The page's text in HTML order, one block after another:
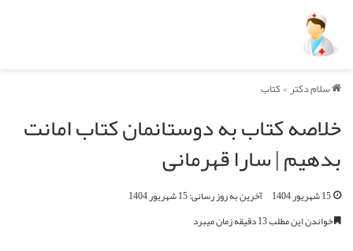
سلام دکتر>کتاب
خلاصه کتاب به دوستانمان کتاب امانت
بدهیم | سارا قهرمانی
15 شهریور 1404
آخرین به روز رسانی: 15 شهریور 1404
خواندن این مطلب 13 دقیقه زمان میبرد